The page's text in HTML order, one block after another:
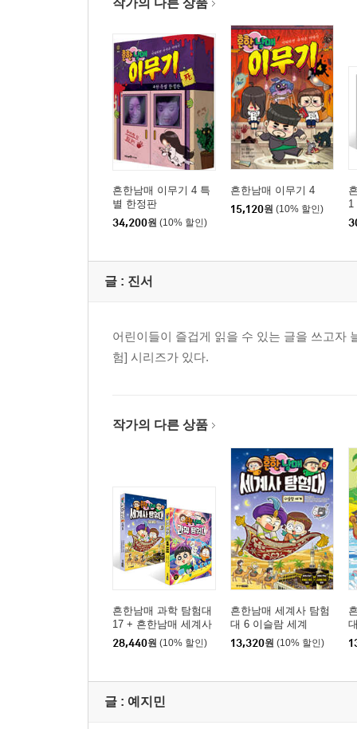
작가의 다른 상품
흔한남매 이무기 4 특
별 한정판
34,200원 (10% 할인)
흔한남매 이무기 4
15,120원 (10% 할인)
1
글 : 진서
어린이들이 즐겁게 읽을 수 있는 글을 쓰고자
험] 시리즈가 있다.
작가의 다른 상품
흔한남매 과학 탐험대
17 + 흔한남매 세계사
탐험대 6 최신간 세트
28,440원 (10% 할인)
흔한남매 세계사 탐험
대 6 이슬람 세계
13,320원 (10% 할인)
글 : 예지민